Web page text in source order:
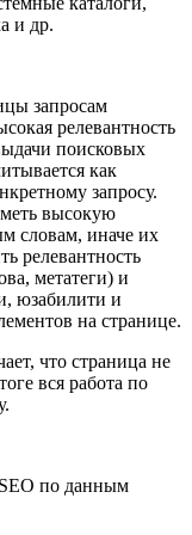
и др.
запросам
релевантность
поисковых
как
запросу.
высокую
словам, иначе их
релевантность
метатеги) и
юзабилити и
на странице.
что страница не
вся работа по